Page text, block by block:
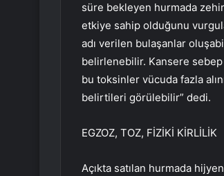
süre bekleyen hurmada
etkiye sahip olduğunu
adı verilen bulaşanlar
belirlenebilir. Kansere sebep
bu toksinler vücuda fazla
belirtileri görülebilir” dedi.
EGZOZ, TOZ, FİZİKİ KİRLİLİK
Açıkta satılan hurmada